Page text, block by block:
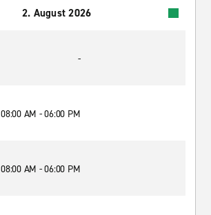
2. August 2026
-
08:00 AM - 06:00 PM
08:00 AM - 06:00 PM